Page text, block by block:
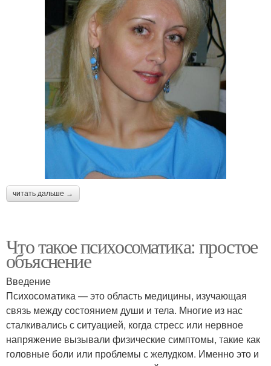
читать дальше →
Что такое психосоматика: простое
объяснение
Введение
Психосоматика — это область медицины, изучающая
связь между состоянием души и тела. Многие из нас
сталкивались с ситуацией, когда стресс или нервное
напряжение вызывали физические симптомы, такие как
головные боли или проблемы с желудком. Именно это и